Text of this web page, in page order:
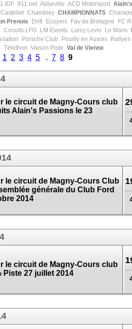
IDF 911.net Abbeville ACD Motorsport
Castellet Chambley CHAMPIONNATS Charade
Prenois Drift Ecuyers Fay de Bretagne FC
Circuits LFG LM Events Lurcy Levis Le Mans
Porsche Club Pouilly en Auxois Rallyes
Téléthon Vaison Piste Val de Vienne
1 2 3 4 5 . 7 8 9
le circuit de Magny-Cours club
Alain's Passions le 23
le circuit de Magny-Cours Club
générale du Club Ford
2014
le circuit de Magny-Cours club
Piste 27 juillet 2014